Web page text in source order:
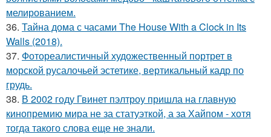
мелированием.
36. Тайна дома с часами The House With a Clock in Its
Walls (2018).
37. Фотореалистичный художественный портрет в
морской русалочьей эстетике, вертикальный кадр по
грудь.
38. В 2002 году Гвинет пэлтроу пришла на главную
кинопремию мира не за статуэткой, а за Хайпом - хотя
тогда такого слова еще не знали.